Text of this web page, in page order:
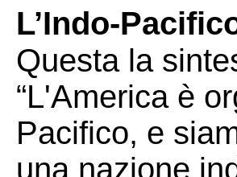
L’Indo-
Questa la
“L'America è
Pacifico, e
una nazione